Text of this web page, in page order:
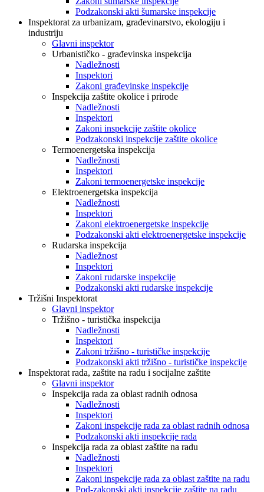
Podzakonski akti šumarske inspekcije
Inspektorat za urbanizam, građevinarstvo, ekologiju i
industriju
Glavni inspektor
Urbanističko - građevinska inspekcija
Nadležnosti
Inspektori
Zakoni građevinske inspekcije
Inspekcija zaštite okolice i prirode
Nadležnosti
Inspektori
Zakoni inspekcije zaštite okolice
Podzakonski inspekcije zaštite okolice
Termoenergetska inspekcija
Nadležnosti
Inspektori
Zakoni termoenergetske inspekcije
Elektroenergetska inspekcija
Nadležnosti
Inspektori
Zakoni elektroenergetske inspekcije
Podzakonski akti elektroenergetske inspekcije
Rudarska inspekcija
Nadležnost
Inspektori
Zakoni rudarske inspekcije
Podzakonski akti rudarske inspekcije
Tržišni Inspektorat
Glavni inspektor
Tržišno - turistička inspekcija
Nadležnosti
Inspektori
Zakoni tržišno - turističke inspekcije
Podzakonski akti tržišno - turističke inspekcije
Inspektorat rada, zaštite na radu i socijalne zaštite
Glavni inspektor
Inspekcija rada za oblast radnih odnosa
Nadležnosti
Inspektori
Zakoni inspekcije rada za oblast radnih odnosa
Podzakonski akti inspekcije rada
Inspekcija rada za oblast zaštite na radu
Nadležnosti
Inspektori
Zakoni inspekcije rada za oblast zaštite na radu
Pod-zakonski akti inspekcije zaštite na radu